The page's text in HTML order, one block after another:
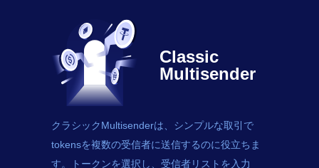
Classic
Multisender
クラシックMultisenderは、シンプルな取引で
tokensを複数の受信者に送信するのに役立ちま
す。トークンを選択し、受信者リストを入力